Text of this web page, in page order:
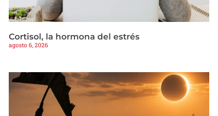
Cortisol, la hormona del estrés
agosto 6, 2026